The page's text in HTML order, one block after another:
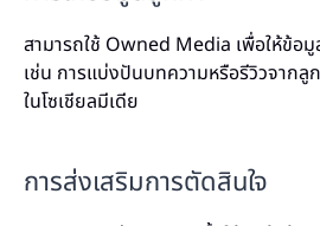
สามารถใช้ Owned Media เพื่อให้ข้
เช่น การแบ่งปันบทความหรือรีวิวจาก
ในโซเชียลมีเดีย
การส่งเสริมการตัดสินใจ